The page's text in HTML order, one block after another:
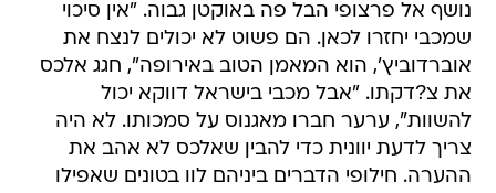
נושף אל פרצופי הבל פה באוקטן גבוה. "אין סיכוי
שמכבי יחזרו לכאן. הם פשוט לא יכולים לנצח את
אוברדוביץ', הוא המאמן הטוב באירופה", חגג אלכס
את צ?דקתו. "אבל מכבי בישראל דווקא יכול
להשוות", ערער חברו מאגנוס על סמכותו. לא היה
צריך לדעת יוונית כדי להבין שאלכס לא אהב את
ההערה. חילופי הדברים ביניהם לוו בטונים שאפילו